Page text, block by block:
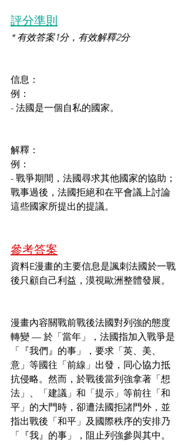
評分準則
* 有效答案1分，有效解釋2分
信息：
例：
- 法國是一個自私的國家。
解釋：
例：
- 戰爭期間，法國尋求其他國家的協助；
戰事過後，法國拒絕和在平會議上討論
這些國家所提出的提議。
參考答案
資料E漫畫的主要信息是諷刺法國於一戰
後只顧自己利益，漠視歐洲整體發展。
漫畫內容關戰前戰後法國對列強的態度
轉變 — 於「當年」，法國指加入戰爭是
「『我們』的事」，要求「英、美、
意」等國往「前線」出發，同心協力抵
抗侵略。然而，於戰後當列強拿著「想
法」、「建議」和「提示」等前往「和
平」的大門時，卻遭法國拒諸門外，並
指出戰後「和平」及國際秩序的安排乃
「『我』的事」，阻止列強參與其中。